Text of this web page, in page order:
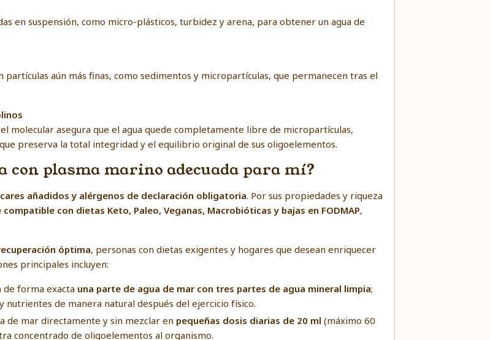
en suspensión, como micro-plásticos, turbidez y arena, para obtener un agua de
aún más finas, como sedimentos y micropartículas, que permanecen tras el
molecular asegura que el agua quede completamente libre de micropartículas,
preserva la total integridad y el equilibrio original de sus oligoelementos.
plasma marino adecuada para mí?
añadidos y alérgenos de declaración obligatoria. Por sus propiedades y riqueza
con dietas Keto, Paleo, Veganas, Macrobióticas y bajas en FODMAP,
óptima, personas con dietas exigentes y hogares que desean enriquecer
principales incluyen:
de forma exacta una parte de agua de mar con tres partes de agua mineral limpia;
de manera natural después del ejercicio físico.
de mar directamente y sin mezclar en pequeñas dosis diarias de 20 ml (máximo 60
concentrado de oligoelementos al organismo.